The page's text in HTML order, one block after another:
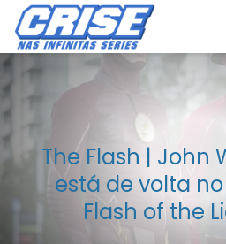
The Flash | John
está de volta
Flash of the